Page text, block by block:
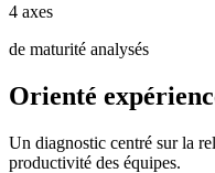
4 axes
de maturité analysés
Orienté
Un diagnostic centré sur la
productivité des équipes.